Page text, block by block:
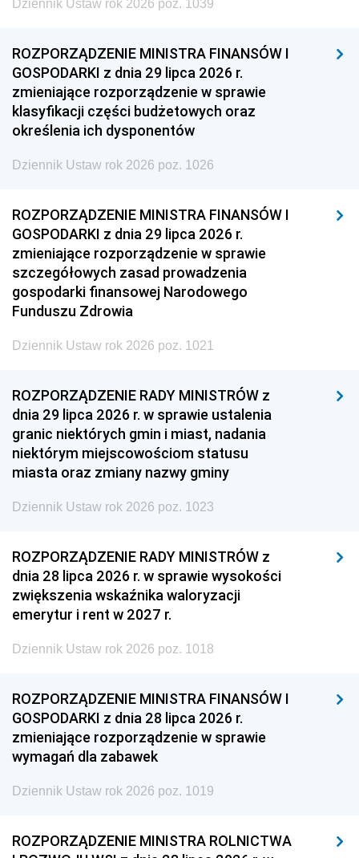
Dziennik Ustaw rok 2026 poz. 1039
ROZPORZĄDZENIE MINISTRA FINANSÓW I
GOSPODARKI z dnia 29 lipca 2026 r.
zmieniające rozporządzenie w sprawie
klasyfikacji części budżetowych oraz
określenia ich dysponentów
Dziennik Ustaw rok 2026 poz. 1026
ROZPORZĄDZENIE MINISTRA FINANSÓW I
GOSPODARKI z dnia 29 lipca 2026 r.
zmieniające rozporządzenie w sprawie
szczegółowych zasad prowadzenia
gospodarki finansowej Narodowego
Funduszu Zdrowia
Dziennik Ustaw rok 2026 poz. 1021
ROZPORZĄDZENIE RADY MINISTRÓW z
dnia 29 lipca 2026 r. w sprawie ustalenia
granic niektórych gmin i miast, nadania
niektórym miejscowościom statusu
miasta oraz zmiany nazwy gminy
Dziennik Ustaw rok 2026 poz. 1023
ROZPORZĄDZENIE RADY MINISTRÓW z
dnia 28 lipca 2026 r. w sprawie wysokości
zwiększenia wskaźnika waloryzacji
emerytur i rent w 2027 r.
Dziennik Ustaw rok 2026 poz. 1018
ROZPORZĄDZENIE MINISTRA FINANSÓW I
GOSPODARKI z dnia 28 lipca 2026 r.
zmieniające rozporządzenie w sprawie
wymagań dla zabawek
Dziennik Ustaw rok 2026 poz. 1019
ROZPORZĄDZENIE MINISTRA ROLNICTWA